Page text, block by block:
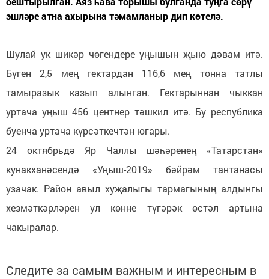
эшләре атна ахырына тәмамланыр дип көтелә.
Шулай ук шикәр чөгендере уңышын җыю дәвам итә.
Бүген 2,5 мең гектардан 116,6 мең тонна татлы
тамыразык казып алынган. Гектарыннан чыккан
уртача уңыш 456 центнер тәшкил итә. Бу республика
буенча уртача күрсәткечтән югары.
24 октябрьдә Яр Чаллы шәһәренең «Татарстан»
кунакханәсендә «Уңыш-2019» бәйрәм тантанасы
узачак. Район авыл хуҗалыгы тармагының алдынгы
хезмәткәрләрен ул көнне түгәрәк өстәл артына
чакыралар.
Следите за самым важным и интересным в